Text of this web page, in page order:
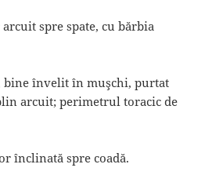
spre spate, cu bărbia
bine învelit în muşchi, purtat
arcuit; perimetrul toracic de
înclinată spre coadă.